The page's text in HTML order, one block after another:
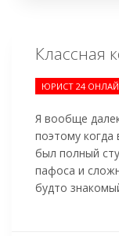
Классная
ЮРИСТ 24
Я вообще
поэтому
был полный
пафоса и
будто